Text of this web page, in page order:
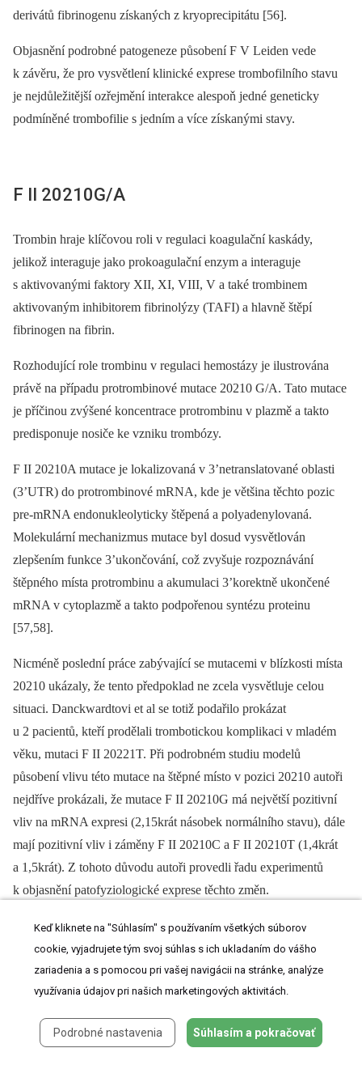
derivátů fibrinogenu získaných z kryoprecipitátu [56].
Objasnění podrobné patogeneze působení F V Leiden vede
k závěru, že pro vysvětlení klinické exprese trombofilního stavu
je nejdůležitější ozřejmění interakce alespoň jedné geneticky
podmíněné trombofilie s jedním a více získanými stavy.
F II 20210G/A
Trombin hraje klíčovou roli v regulaci koagulační kaskády,
jelikož interaguje jako prokoagulační enzym a interaguje
s aktivovanými faktory XII, XI, VIII, V a také trombinem
aktivovaným inhibitorem fibrinolýzy (TAFI) a hlavně štěpí
fibrinogen na fibrin.
Rozhodující role trombinu v regulaci hemostázy je ilustrována
právě na případu protrombinové mutace 20210 G/A. Tato mutace
je příčinou zvýšené koncentrace protrombinu v plazmě a takto
predisponuje nosiče ke vzniku trombózy.
F II 20210A mutace je lokalizovaná v 3’netranslatované oblasti
(3’UTR) do protrombinové mRNA, kde je většina těchto pozic
pre‑mRNA endonu­kleolyticky štěpená a polyadenylovaná.
Molekulární mechanizmus mutace byl dosud vysvětlován
zlepšením funkce 3’ukončování, což zvyšuje rozpoznávání
štěpného místa protrombinu a akumulaci 3’korektně ukončené
mRNA v cytoplazmě a takto podpořenou syntézu proteinu
[57,58].
Nicméně poslední práce zabývající se mutacemi v blízkosti místa
20210 ukázaly, že tento předpoklad ne zcela vysvětluje celou
situaci. Danckwardtovi et al se totiž podařilo prokázat
u 2 pacientů, kteří prodělali trombotickou komplikaci v mladém
věku, mutaci F II 20221T. Při podrobném studiu modelů
působení vlivu této mutace na štěpné místo v pozici 20210 autoři
nejdříve prokázali, že mutace F II 20210G má největší pozitivní
vliv na mRNA expresi (2,15krát násobek normálního stavu), dále
mají pozitivní vliv i záměny F II 20210C a F II 20210T (1,4krát
a 1,5krát). Z tohoto důvodu autoři provedli řadu experimentů
k objasnění patofyziologické exprese těchto změn.
Po řadě experimentů se podařilo prokázat, že mutace F II 20221T
je zajímavá, jelikož leží 11 párů bazí od místa 20210 v lemující
oblasti genu (FS). Specifita a efektivita prodlužování 3’ konce
mRNA je závislá na vazbě multiproteinového komplexu. Proto je
důležité poznat funkci v těsné oblasti kolem štěpného místa.
V kompetitivní studii byl porovnáván vliv mutací F II 20210C
Keď kliknete na "Súhlasím" s používaním všetkých súborov
cookie, vyjadrujete tým svoj súhlas s ich ukladaním do vášho
zariadenia a s pomocou pri vašej navigácii na stránke, analýze
využívania údajov pri našich marketingových aktivitách.
Podrobné nastavenia Súhlasím a pokračovať